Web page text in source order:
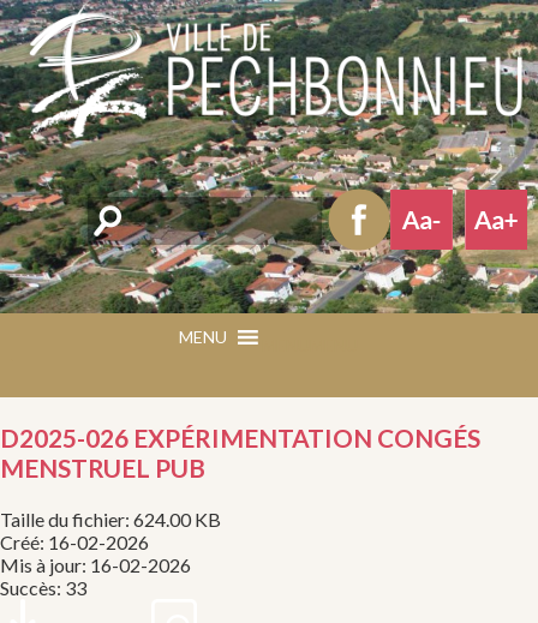
Rechercher
D2025-026 EXPÉRIMENTATION CONGÉS
MENSTRUEL PUB
Taille du fichier: 624.00 KB
Créé: 16-02-2026
Mis à jour: 16-02-2026
Succès: 33